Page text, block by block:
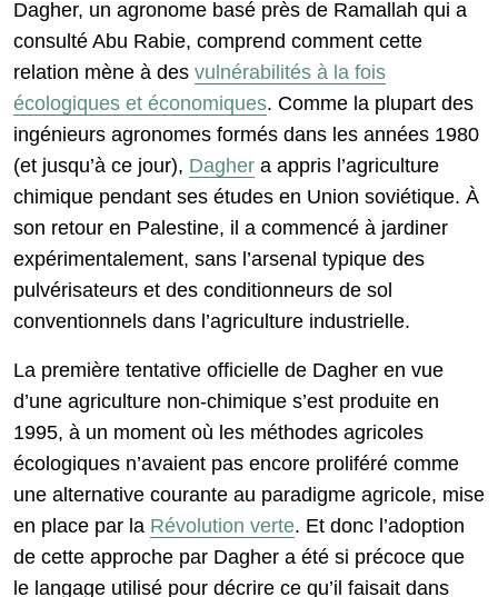
Dagher, un agronome basé près de Ramallah qui a
consulté Abu Rabie, comprend comment cette
relation mène à des vulnérabilités à la fois
écologiques et économiques. Comme la plupart des
ingénieurs agronomes formés dans les années 1980
(et jusqu’à ce jour), Dagher a appris l’agriculture
chimique pendant ses études en Union soviétique. À
son retour en Palestine, il a commencé à jardiner
expérimentalement, sans l’arsenal typique des
pulvérisateurs et des conditionneurs de sol
conventionnels dans l’agriculture industrielle.
La première tentative officielle de Dagher en vue
d’une agriculture non-chimique s’est produite en
1995, à un moment où les méthodes agricoles
écologiques n’avaient pas encore proliféré comme
une alternative courante au paradigme agricole, mise
en place par la Révolution verte. Et donc l’adoption
de cette approche par Dagher a été si précoce que
le langage utilisé pour décrire ce qu’il faisait dans